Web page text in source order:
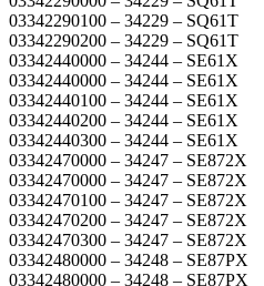
03342290100 – 34229 – SQ61T
03342290200 – 34229 – SQ61T
03342440000 – 34244 – SE61X
03342440000 – 34244 – SE61X
03342440100 – 34244 – SE61X
03342440200 – 34244 – SE61X
03342440300 – 34244 – SE61X
03342470000 – 34247 – SE872X
03342470000 – 34247 – SE872X
03342470100 – 34247 – SE872X
03342470200 – 34247 – SE872X
03342470300 – 34247 – SE872X
03342480000 – 34248 – SE87PX
03342480000 – 34248 – SE87PX